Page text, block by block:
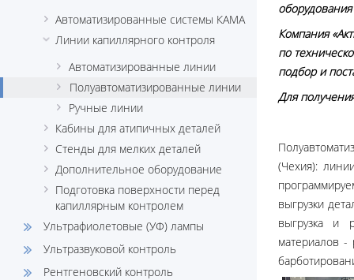
Автоматизированные системы КАМА
Линии капиллярного контроля
Автоматизированные линии
Полуавтоматизированные линии
Ручные линии
Кабины для атипичных деталей
Стенды для мелких деталей
Дополнительное оборудование
Подготовка поверхности перед
капиллярным контролем
Ультрафиолетовые (УФ) лампы
Ультразвуковой контроль
Рентгеновский контроль
Компания
по
подбор и
Для
(Чехия):
выгрузки
выгрузка и
материалов -